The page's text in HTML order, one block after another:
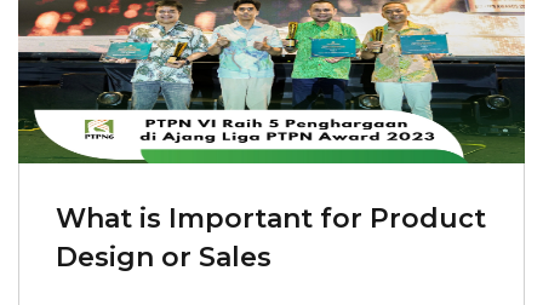
What is Important for Product
Design or Sales